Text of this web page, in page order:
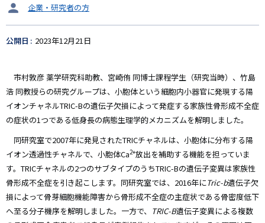
タ
ッ
企業・研究者の方
公開日 2023年12月21日
市村敦彦 薬学研究科助教、宮崎侑 同博士課程学生（研究当時）、竹島
浩 同教授らの研究グループは、小胞体という細胞内小器官に発現する陽
イオンチャネルTRIC-Bの遺伝子欠損によって発症する家族性骨形成不全症
の症状の1つである低身長の病態生理学的メカニズムを解明しました。
同研究室で2007年に発見されたTRICチャネルは、小胞体に分布する陽
イオン透過性チャネルで、小胞体Ca2+放出を補助する機能を担っていま
す。TRICチャネルの2つのサブタイプのうちTRIC-Bの遺伝子変異は家族性
骨形成不全症を引き起こします。同研究室では、2016年にTric-b遺伝子欠
損によって骨芽細胞機能障害から骨形成不全症の主症状である骨密度低下
へ至る分子機序を解明しました。一方で、 TRIC-B遺伝子変異による複数